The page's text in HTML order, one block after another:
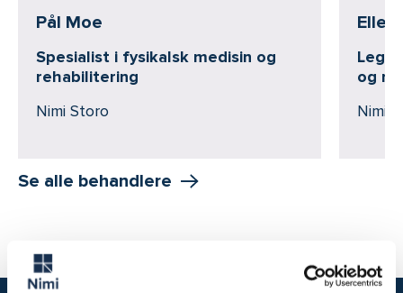
Pål Moe
Spesialist i fysikalsk medisin og
rehabilitering
Nimi Storo
Ellen
Lege
og
Nimi
Se alle behandlere